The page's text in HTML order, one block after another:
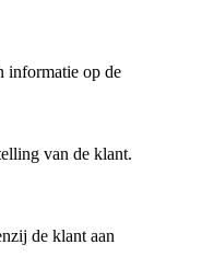
informatie op de
van de klant.
de klant aan